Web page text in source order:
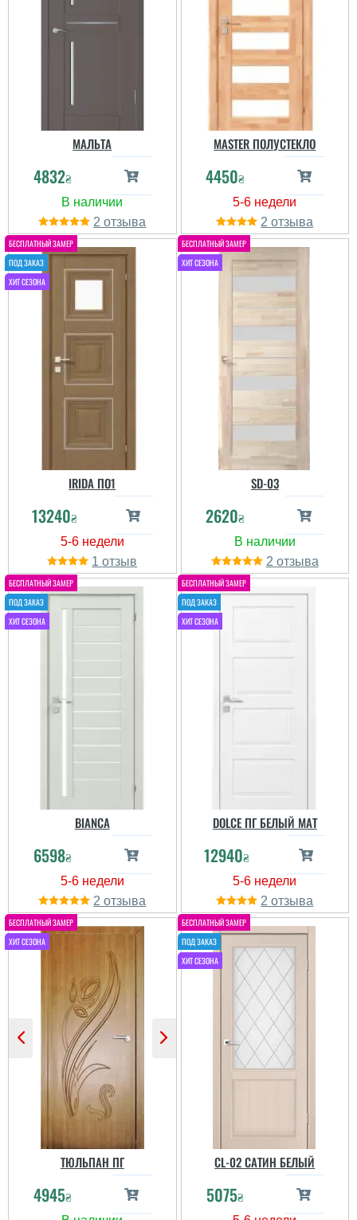
МАЛЬТА
4832₴
2
MASTER ПОЛУСТЕКЛО
4450₴
2
IRIDA ПО1
13240₴
1
SD-03
2620₴
2
BIANCA
6598₴
2
DOLCE ПГ БЕЛЫЙ МАТ
12940₴
2
ТЮЛЬПАН ПГ
4945₴
CL-02 САТИН БЕЛЫЙ
5075₴